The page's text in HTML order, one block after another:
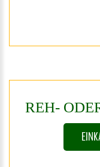
REH-